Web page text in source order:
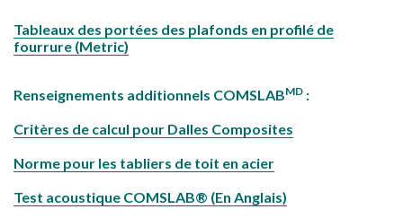
Tableaux des portées des plafonds en profilé de
fourrure (Metric)
Renseignements additionnels COMSLABMD :
Critères de calcul pour Dalles Composites
Norme pour les tabliers de toit en acier
Test acoustique COMSLAB® (En Anglais)